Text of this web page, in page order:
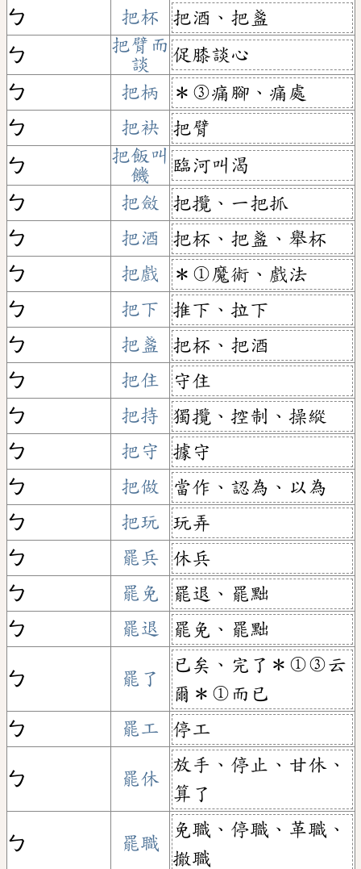
ㄅ 把杯
把酒、把盞
ㄅ
把臂而
談
促膝談心
ㄅ
把柄
＊③痛腳、痛處
ㄅ
把袂
把臂
ㄅ
把飯叫
饑
臨河叫渴
ㄅ
把斂
把攬、一把抓
ㄅ
把酒
把杯、把盞、舉杯
ㄅ
把戲
＊①魔術、戲法
ㄅ
把下
推下、拉下
ㄅ
把盞
把杯、把酒
ㄅ
把住
守住
ㄅ
把持
獨攬、控制、操縱
ㄅ
把守
據守
ㄅ
把做
當作、認為、以為
ㄅ
把玩
玩弄
ㄅ
罷兵
休兵
ㄅ
罷免
罷退、罷黜
ㄅ
罷退 罷免、罷黜
ㄅ 罷了
已矣、完了＊①③云
爾＊①而已
ㄅ
罷工 停工
ㄅ 罷休
放手、停止、甘休、
算了
ㄅ 罷職
免職、停職、革職、
撤職